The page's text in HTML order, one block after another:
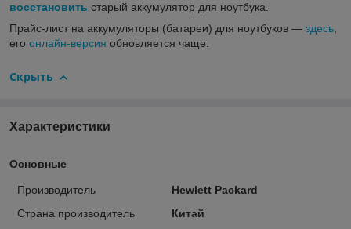
восстановить старый аккумулятор для ноутбука.
Прайс-лист на аккумуляторы (батареи) для ноутбуков ― здесь,
его онлайн-версия обновляется чаще.
Скрыть
Характеристики
Основные
Производитель
Hewlett Packard
Страна производитель
Китай